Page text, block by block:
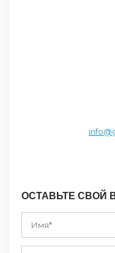
ОСТАВЬТЕ СВОЙ